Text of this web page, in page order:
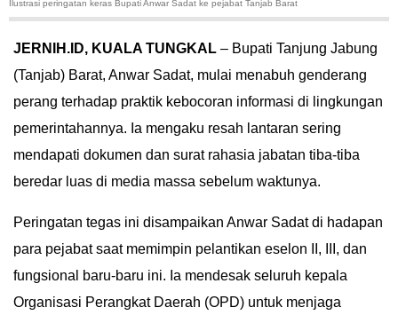
LEISUR
TEKNOLOGI
OTOMOTIF
OLAHRAGA
IN
DEPTH
Ilustrasi peringatan keras Bupati Anwar Sadat ke pejabat Tanjab Barat
JERNIH.ID, ​KUALA TUNGKAL – Bupati Tanjung Jabung
(Tanjab) Barat, Anwar Sadat, mulai menabuh genderang
perang terhadap praktik kebocoran informasi di lingkungan
pemerintahannya. Ia mengaku resah lantaran sering
mendapati dokumen dan surat rahasia jabatan tiba-tiba
beredar luas di media massa sebelum waktunya.
​Peringatan tegas ini disampaikan Anwar Sadat di hadapan
para pejabat saat memimpin pelantikan eselon II, III, dan
fungsional baru-baru ini. Ia mendesak seluruh kepala
Organisasi Perangkat Daerah (OPD) untuk menjaga